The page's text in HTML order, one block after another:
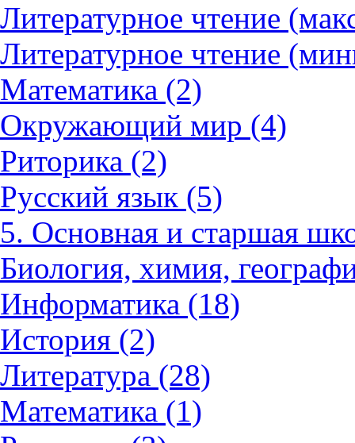
Литературное чтение
Литературное чтение
Математика (2)
Окружающий мир (4)
Риторика (2)
Русский язык (5)
5. Основная и старшая
Биология, химия,
Информатика (18)
История (2)
Литература (28)
Математика (1)